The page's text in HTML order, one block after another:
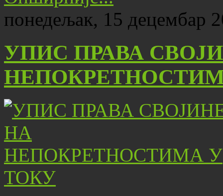
понедељак, 15 децембар
УПИС ПРАВА